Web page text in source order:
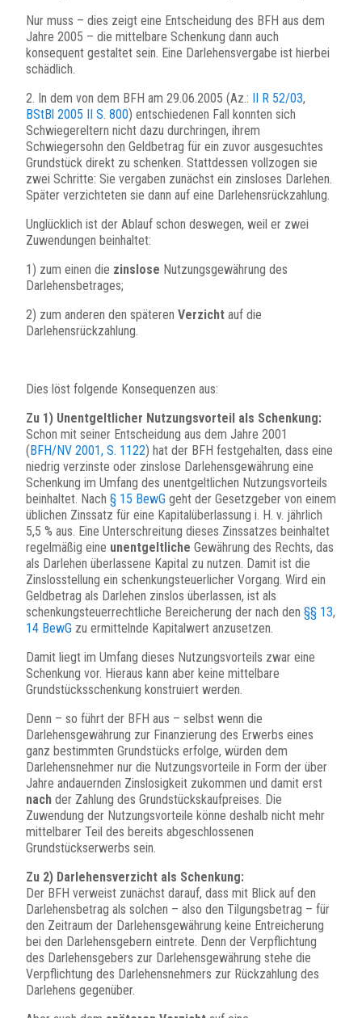
Nur muss – dies zeigt eine Entscheidung des BFH aus dem
Jahre 2005 – die mittelbare Schenkung dann auch
konsequent gestaltet sein. Eine Darlehensvergabe ist hierbei
schädlich.
2. In dem von dem BFH am 29.06.2005 (Az.: II R 52/03,
BStBl 2005 II S. 800) entschiedenen Fall konnten sich
Schwiegereltern nicht dazu durchringen, ihrem
Schwiegersohn den Geldbetrag für ein zuvor ausgesuchtes
Grundstück direkt zu schenken. Stattdessen vollzogen sie
zwei Schritte: Sie vergaben zunächst ein zinsloses Darlehen.
Später verzichteten sie dann auf eine Darlehensrückzahlung.
Unglücklich ist der Ablauf schon deswegen, weil er zwei
Zuwendungen beinhaltet:
1) zum einen die zinslose Nutzungsgewährung des
Darlehensbetrages;
2) zum anderen den späteren Verzicht auf die
Darlehensrückzahlung.
Dies löst folgende Konsequenzen aus:
Zu 1) Unentgeltlicher Nutzungsvorteil als Schenkung:
Schon mit seiner Entscheidung aus dem Jahre 2001
(BFH/NV 2001, S. 1122) hat der BFH festgehalten, dass eine
niedrig verzinste oder zinslose Darlehensgewährung eine
Schenkung im Umfang des unentgeltlichen Nutzungsvorteils
beinhaltet. Nach § 15 BewG geht der Gesetzgeber von einem
üblichen Zinssatz für eine Kapitalüberlassung i. H. v. jährlich
5,5 % aus. Eine Unterschreitung dieses Zinssatzes beinhaltet
regelmäßig eine unentgeltliche Gewährung des Rechts, das
als Darlehen überlassene Kapital zu nutzen. Damit ist die
Zinslosstellung ein schenkungsteuerlicher Vorgang. Wird ein
Geldbetrag als Darlehen zinslos überlassen, ist als
schenkungsteuerrechtliche Bereicherung der nach den §§ 13,
14 BewG zu ermittelnde Kapitalwert anzusetzen.
Damit liegt im Umfang dieses Nutzungsvorteils zwar eine
Schenkung vor. Hieraus kann aber keine mittelbare
Grundstücksschenkung konstruiert werden.
Denn – so führt der BFH aus – selbst wenn die
Darlehensgewährung zur Finanzierung des Erwerbs eines
ganz bestimmten Grundstücks erfolge, würden dem
Darlehensnehmer nur die Nutzungsvorteile in Form der über
Jahre andauernden Zinslosigkeit zukommen und damit erst
nach der Zahlung des Grundstückskaufpreises. Die
Zuwendung der Nutzungsvorteile könne deshalb nicht mehr
mittelbarer Teil des bereits abgeschlossenen
Grundstückserwerbs sein.
Zu 2) Darlehensverzicht als Schenkung:
Der BFH verweist zunächst darauf, dass mit Blick auf den
Darlehensbetrag als solchen – also den Tilgungsbetrag – für
den Zeitraum der Darlehensgewährung keine Entreicherung
bei den Darlehensgebern eintrete. Denn der Verpflichtung
des Darlehensgebers zur Darlehensgewährung stehe die
Verpflichtung des Darlehensnehmers zur Rückzahlung des
Darlehens gegenüber.